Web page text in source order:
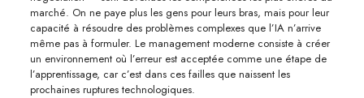
marché. On ne paye plus les gens pour leurs bras, mais pour leur
capacité à résoudre des problèmes complexes que l’IA n’arrive
même pas à formuler. Le management moderne consiste à créer
un environnement où l’erreur est acceptée comme une étape de
l’apprentissage, car c’est dans ces failles que naissent les
prochaines ruptures technologiques.